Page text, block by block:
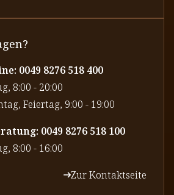
0049 8276 518 400
8:00 - 20:00
Feiertag, 9:00 - 19:00
0049 8276 518 100
8:00 - 16:00
Zur Kontaktseite